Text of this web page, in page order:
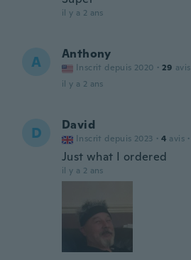
il y a 2 ans
A Anthony
Inscrit depuis 2020 · 29 avis
il y a 2 ans
D David
Inscrit depuis 2023 · 4 avis ·
Just what I ordered
il y a 2 ans